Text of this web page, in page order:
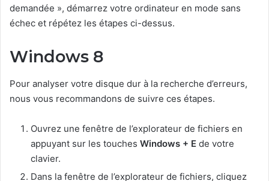
demandée », démarrez votre ordinateur en mode sans
échec et répétez les étapes ci-dessus.
Windows 8
Pour analyser votre disque dur à la recherche d’erreurs,
nous vous recommandons de suivre ces étapes.
Ouvrez une fenêtre de l’explorateur de fichiers en
appuyant sur les touches Windows + E de votre
clavier.
Dans la fenêtre de l’explorateur de fichiers, cliquez